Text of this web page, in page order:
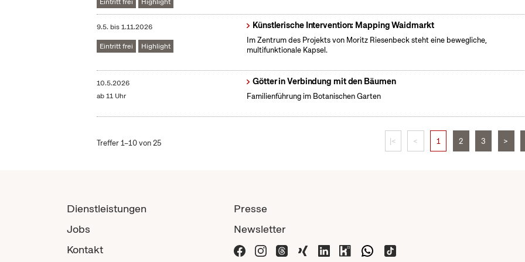
9.5. bis1.11.2026
Eintritt frei Highlight
Künstlerische Intervention: Mapping Waidmarkt
Im Zentrum des Projekts von Moritz Riesenbeck steht eine bewegliche,
multifunktionale Kapsel.
10.5.2026
ab 11 Uhr
Götter in Verbindung mit den Bäumen
Familienführung im Botanischen Garten
Treffer 1–10 von 25 |< < 1 2 3 >
Dienstleistungen
Jobs
Kontakt
Presse
Newsletter